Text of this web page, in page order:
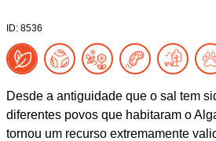
ID: 8536
Desde a antiguidade que o sal tem
diferentes povos que habitaram o
tornou um recurso extremamente